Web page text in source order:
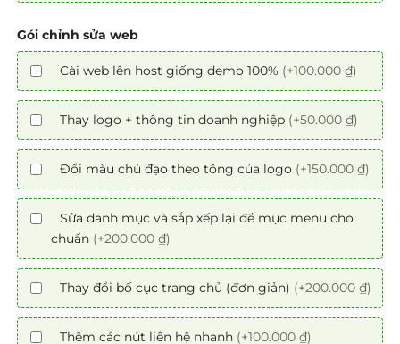
Gói chỉnh sửa web
Cài web lên host giống demo 100% (+100.000 ₫)
Thay logo + thông tin doanh nghiệp (+50.000 ₫)
Đổi màu chủ đạo theo tông của logo (+150.000 ₫)
Sửa danh mục và sắp xếp lại đề mục menu cho
chuẩn (+200.000 ₫)
Thay đổi bố cục trang chủ (đơn giản) (+200.000 ₫)
Thêm các nút liên hệ nhanh (+100.000 ₫)